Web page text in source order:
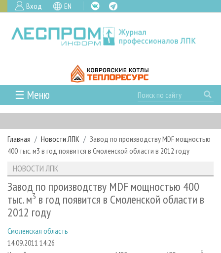
Вход EN
☰ Меню
ГЛАВНАЯ
РУБРИКИ И ТЕМЫ
РУБРИКИ ЖУРНАЛА
ЛЕСОЗАГОТОВКА
ЛЕСОПИЛЕНИЕ
ДЕРЕВООБРАБОТКА
СУШКА ДРЕВЕСИНЫ
ПРОИЗВОДСТВО ДРЕВЕСНЫХ ПЛИТ
НОВОСТИ
НОВОСТИ ЛПК
НОВОСТИ ЖУРНАЛА
НОВОСТИ КОМПАНИЙ
ПРОЕКТЫ ЛПИ
АНАЛИТИКА
ПРЕДПРИЯТИЯ ЛПК
ЛЕСНЫЕ РЕГИОНЫ РОССИИ
ПЕРСОНЫ
МОБИЛЬНЫЕ ВЫСТАВКИ
АРХИВ ЖУРНАЛОВ
СТАТЬИ
О ЖУРНАЛЕ
ПОДПИСКА
КОНТАКТЫ
РЕКЛАМОДАТЕЛЯМ
РЕКЛАМА
РЕКЛАМА НА САЙТЕ
Главная Новости ЛПК
Завод по производству MDF мощностью
400 тыс. м3 в год появится в Смоленской области в 2012 году
НОВОСТИ ЛПК
Завод по производству MDF мощностью 400
тыс. м3 в год появится в Смоленской области в
2012 году
Смоленская область
14.09.2011 14:26